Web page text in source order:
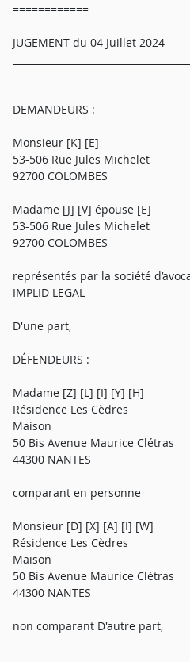
============
JUGEMENT du 04 Juillet 2024
DEMANDEURS :
Monsieur [K] [E]
53-506 Rue Jules Michelet
92700 COLOMBES
Madame [J] [V] épouse [E]
53-506 Rue Jules Michelet
92700 COLOMBES
représentés par la société
IMPLID LEGAL
D'une part,
DÉFENDEURS :
Madame [Z] [L] [I] [Y] [H]
Résidence Les Cèdres
Maison
50 Bis Avenue Maurice Clétras
44300 NANTES
comparant en personne
Monsieur [D] [X] [A] [I] [W]
Résidence Les Cèdres
Maison
50 Bis Avenue Maurice Clétras
44300 NANTES
non comparant D'autre part,